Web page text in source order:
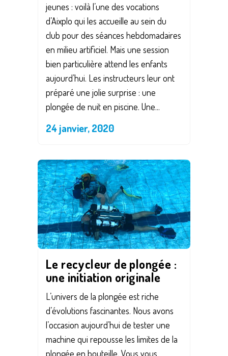
jeunes : voilà l’une des vocations
d’Aixplo qui les accueille au sein du
club pour des séances hebdomadaires
en milieu artificiel. Mais une session
bien particulière attend les enfants
aujourd’hui. Les instructeurs leur ont
préparé une jolie surprise : une
plongée de nuit en piscine. Une...
24 janvier, 2020
Le recycleur de plongée :
une initiation originale
L’univers de la plongée est riche
d’évolutions fascinantes. Nous avons
l’occasion aujourd’hui de tester une
machine qui repousse les limites de la
plongée en bouteille. Vous vous